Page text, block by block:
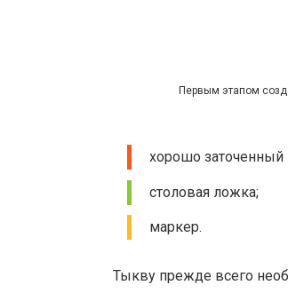
Первым этапом
хорошо заточенный
столовая ложка;
маркер.
Тыкву прежде всего